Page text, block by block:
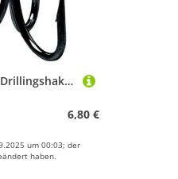
Ragot 8626 BN - 5 Drillingshaken, Größe:Gr. 2/0
6,80 €
um 00:03; der
haben.